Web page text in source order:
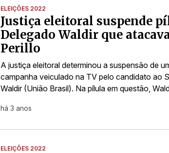
ELEIÇÕES 2022
Justiça eleitoral suspende
Delegado Waldir que
Perillo
A justiça eleitoral determinou a suspensão de
campanha veiculado na TV pelo candidato ao
Waldir (União Brasil). Na pílula em questão,
há 3 anos
ELEIÇÕES 2022